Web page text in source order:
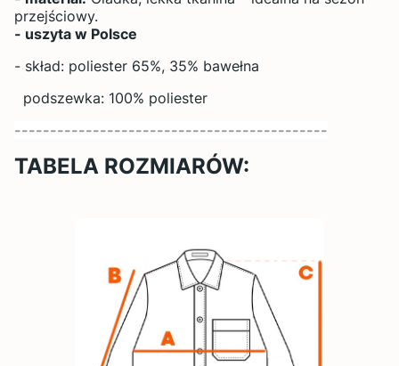
przejściowy.
- uszyta w Polsce
- skład: poliester 65%, 35% bawełna
podszewka: 100% poliester
--------------------------------------------
TABELA ROZMIARÓW: